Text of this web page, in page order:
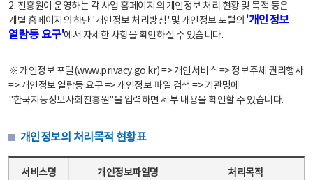
2. 진흥원이 운영하는 각 사업 홈페이지의 개인정보 처리 현황 및 목적 등은
개별 홈페이지의 하단 '개인정보 처리방침' 및 개인정보 포털의 '개인정보
열람등 요구'에서 자세한 사항을 확인하실 수 있습니다.
※ 개인정보 포털(www.privacy.go.kr) => 개인서비스 => 정보주체 권리행사
=> 개인정보 열람등 요구 => 개인정보 파일 검색 => 기관명에
"한국지능정보사회진흥원"을 입력하면 세부 내용을 확인할 수 있습니다.
개인정보의 처리목적 현황표
서비스명 개인정보파일명 처리목적